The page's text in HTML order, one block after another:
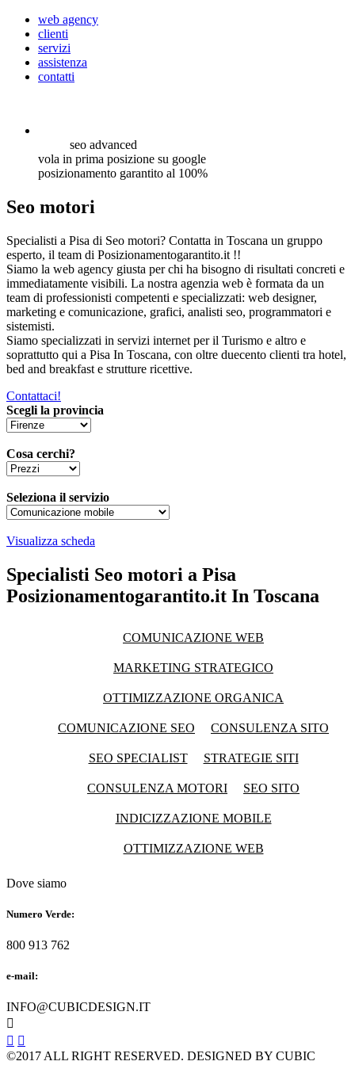
web agency
clienti
servizi
assistenza
contatti
seo advanced
vola in prima posizione su google
posizionamento garantito al 100%
Seo motori
Specialisti a Pisa di Seo motori? Contatta in Toscana un gruppo
esperto, il team di Posizionamentogarantito.it !!
Siamo la web agency giusta per chi ha bisogno di risultati concreti e
immediatamente visibili. La nostra agenzia web è formata da un
team di professionisti competenti e specializzati: web designer,
marketing e comunicazione, grafici, analisti seo, programmatori e
sistemisti.
Siamo specializzati in servizi internet per il Turismo e altro e
soprattutto qui a Pisa In Toscana, con oltre duecento clienti tra hotel,
bed and breakfast e strutture ricettive.
Contattaci!
Scegli la provincia
Cosa cerchi?
Seleziona il servizio
Visualizza scheda
Specialisti Seo motori a Pisa
Posizionamentogarantito.it In Toscana
COMUNICAZIONE WEB
MARKETING STRATEGICO
OTTIMIZZAZIONE ORGANICA
COMUNICAZIONE SEO CONSULENZA SITO
SEO SPECIALIST STRATEGIE SITI
CONSULENZA MOTORI SEO SITO
INDICIZZAZIONE MOBILE
OTTIMIZZAZIONE WEB
Dove siamo
Numero Verde:
800 913 762
e-mail:
INFO@CUBICDESIGN.IT

 
©2017 ALL RIGHT RESERVED. DESIGNED BY CUBIC